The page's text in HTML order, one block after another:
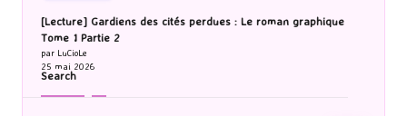
[Lecture] Gardiens des cités perdues : Le roman graphique
Tome 1 Partie 2
par LuCioLe
25 mai 2026
Search